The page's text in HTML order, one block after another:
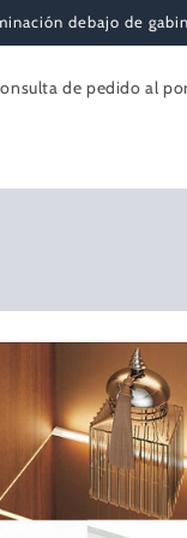
debajo de
de pedido al